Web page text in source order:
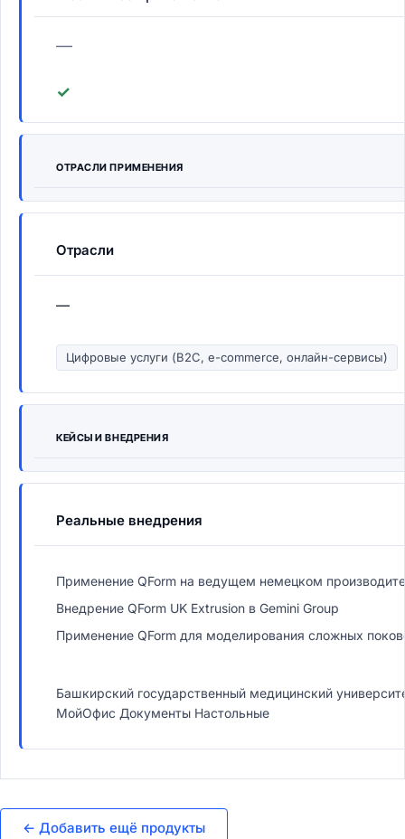
—
✓
ОТРАСЛИ ПРИМЕНЕНИЯ
Отрасли
—
Цифровые услуги (B2C, e-commerce, онлайн-сервисы)
КЕЙСЫ И ВНЕДРЕНИЯ
Реальные внедрения
Применение QForm на ведущем немецком
Внедрение QForm UK Extrusion в Gemini Group
Применение QForm для моделирования сложных
Башкирский государственный медицинский
МойОфис Документы Настольные
← Добавить ещё продукты